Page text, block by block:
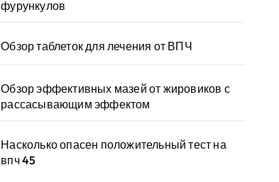
фурункулов
Обзор таблеток для лечения от ВПЧ
Обзор эффективных мазей от жировиков с
рассасывающим эффектом
Насколько опасен положительный тест на
впч 45